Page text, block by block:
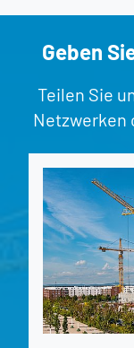
Geben
Teilen Sie
Netzwerken